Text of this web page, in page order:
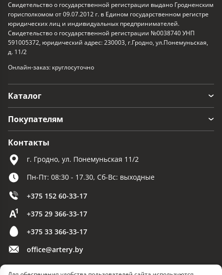
Свидетельство о государственной регистрации выдано Гродненским
горисполкомом от 09.07.2012 г. в Едином государственном регистре
юридических лиц и индивидуальных предпринимателей.
Свидетельство о государственной регистрации №0038740 УНП
591005372, юридический адрес: 230003, г.Гродно, ул.Понемуньская,
д. 11/2
Онлайн-заказ: круглосуточно
Каталог
Покупателям
Контакты
г. Гродно, ул. Понемуньская 11/2
Пн-Пт: 08:30 - 17.30, Сб-Вс: выходные
+375 152 60-33-17
+375 29 366-33-17
+375 33 366-33-17
office@artery.by